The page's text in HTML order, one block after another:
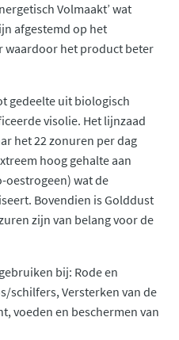
Volmaakt’ wat
afgestemd op het
waardoor het product beter
gedeelte uit biologisch
visolie. Het lijnzaad
het 22 zonuren per dag
hoog gehalte aan
wat de
Bovendien is Golddust
zijn van belang voor de
bij: Rode en
schilfers, Versterken van de
voeden en beschermen van